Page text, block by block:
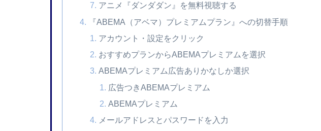
アニメ『ダンダダン』を無料視聴する
『ABEMA（アベマ）プレミアムプラン』への切替手順
アカウント・設定をクリック
おすすめプランからABEMAプレミアムを選択
ABEMAプレミアム広告ありかなしか選択
広告つきABEMAプレミアム
ABEMAプレミアム
メールアドレスとパスワードを入力